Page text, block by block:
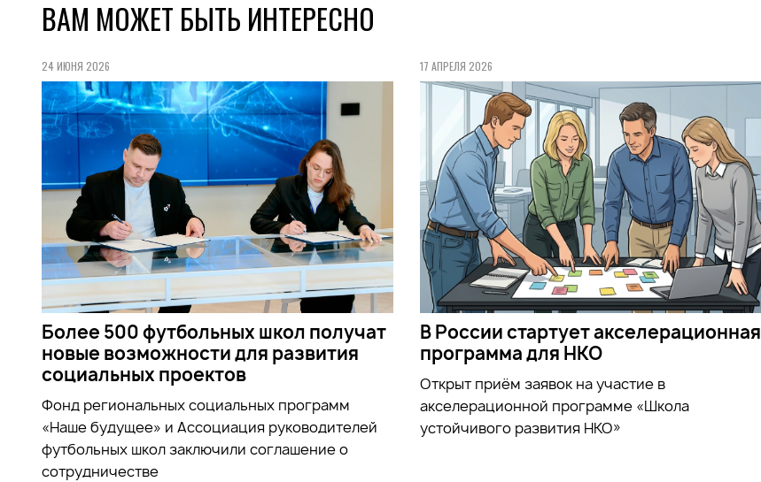
ВАМ МОЖЕТ БЫТЬ ИНТЕРЕСНО
24 ИЮНЯ 2026
Более 500 футбольных школ получат
новые возможности для развития
социальных проектов
Фонд региональных социальных программ
«Наше будущее» и Ассоциация руководителей
футбольных школ заключили соглашение о
сотрудничестве
17 АПРЕЛЯ 2026
В России стартует акселерационная
программа для НКО
Открыт приём заявок на участие в
акселерационной программе «Школа
устойчивого развития НКО»